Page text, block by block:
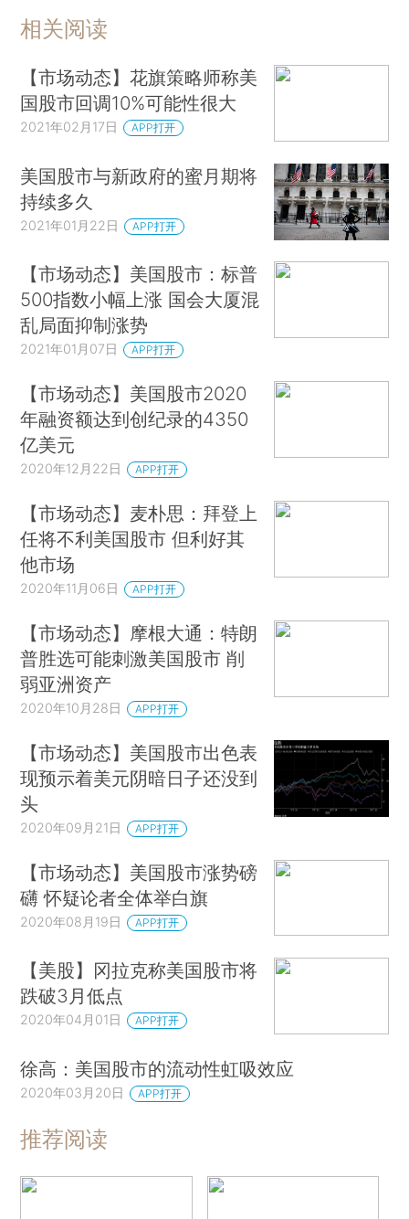
相关阅读
【市场动态】花旗策略师称美
国股市回调10%可能性很大
2021年02月17日 APP打开
美国股市与新政府的蜜月期将
持续多久
2021年01月22日 APP打开
【市场动态】美国股市：标普
500指数小幅上涨 国会大厦混
乱局面抑制涨势
2021年01月07日 APP打开
【市场动态】美国股市2020
年融资额达到创纪录的4350
亿美元
2020年12月22日 APP打开
【市场动态】麦朴思：拜登上
任将不利美国股市 但利好其
他市场
2020年11月06日 APP打开
【市场动态】摩根大通：特朗
普胜选可能刺激美国股市 削
弱亚洲资产
2020年10月28日 APP打开
【市场动态】美国股市出色表
现预示着美元阴暗日子还没到
头
2020年09月21日 APP打开
【市场动态】美国股市涨势磅
礴 怀疑论者全体举白旗
2020年08月19日 APP打开
【美股】冈拉克称美国股市将
跌破3月低点
2020年04月01日 APP打开
徐高：美国股市的流动性虹吸效应
2020年03月20日 APP打开
推荐阅读